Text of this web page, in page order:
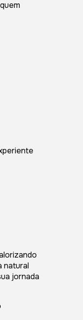
natural
jornada